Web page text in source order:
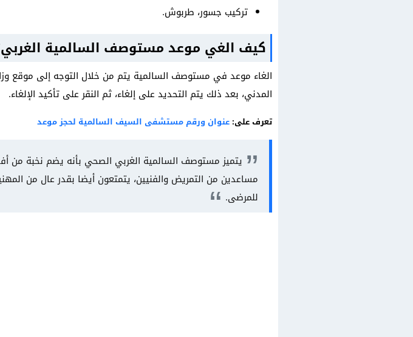
تركيب جسور، طربوش.
كيف الغي موعد مستوصف السالمية
الغاء موعد في مستوصف السالمية يتم من خلال التوجه إلى موقع
المدني، بعد ذلك يتم التحديد على إلغاء، ثم النقر على تأكيد الإلغاء.
تعرف على: عنوان ورقم مستشفى السيف السالمية لحجز موعد
يتميز مستوصف السالمية الغربي الصحي بأنه يضم نخبة من
مساعدين من التمريض والفنيين، يتمتعون أيضا بقدر عال من
للمرضى.